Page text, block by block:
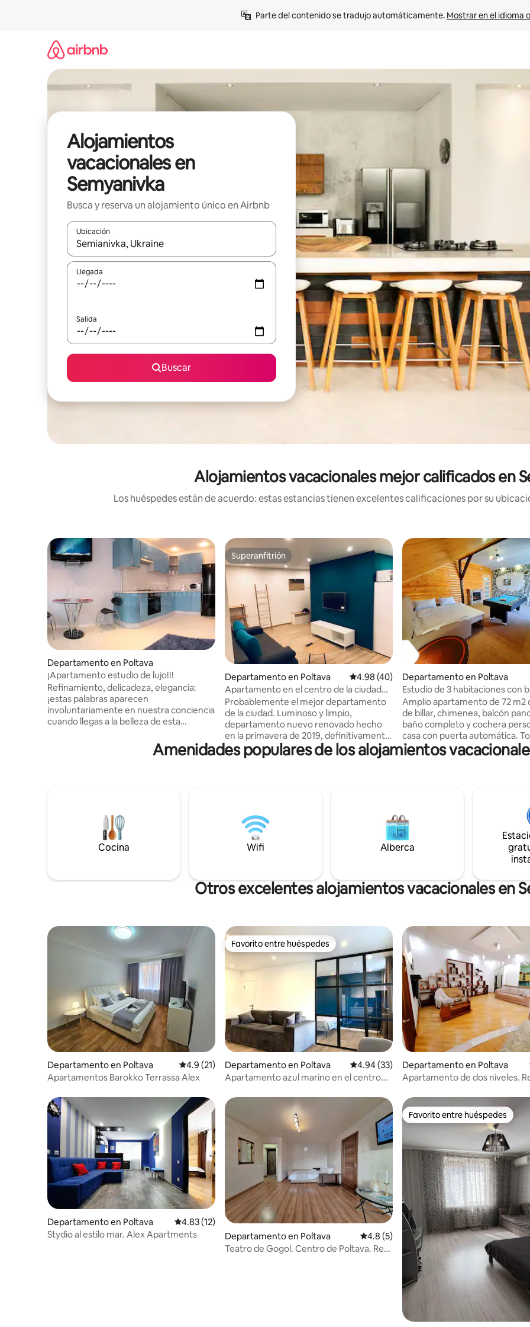
Parte del contenido se tradujo automáticamente. Mostrar en el idioma
Alojamientos
vacacionales en
Semyanivka
Busca y reserva un alojamiento único en Airbnb
Ubicación
Cuando los resultados estén disponibles, podrás navegar usando las teclas de las flechas hacia arriba y hacia abajo, o
Llegada
Salida
Buscar
Alojamientos vacacionales mejor calificados en
Los huéspedes están de acuerdo: estas estancias tienen excelentes calificaciones por su
Departamento en Poltava
¡Apartamento estudio de lujo!!!
Refinamiento, delicadeza, elegancia:
¡estas palabras aparecen
involuntariamente en nuestra conciencia
cuando llegas a la belleza de esta
muebles de lujo, vistas impresionantes
respetas a ti mismo, no sois más de 2 de
vosotros, y no sois un «vándalo de
alojamiento», ¡bienvenidos a Olympus!
TV por cable - Internet wifi. - Horno de
plancha. - Tubo de baño Otro:
Estacionamiento Departamento
recordarás tu estancia en Poltava con
seguridad. ¡Y estarás encantado de
volver y disfrutar de nuestra
hospitalidad! ¡Bienvenidos, queridos
huéspedes y viajeros! si tienes alguna
pregunta, contáctame. Te ayudaré con
tus preguntas para que tu estancia con
nosotros sea lo mejor posible.
Superanfitrión
Superanfitrión
Departamento en Poltava Calificación promedio: 4.98 de 5; 40
4.98 (40)
Apartamento en el centro de la ciudad
de TF
Probablemente el mejor departamento
de la ciudad. Luminoso y limpio,
departamento nuevo renovado hecho
en la primavera de 2019, definitivamente
te gustará independientemente del
propósito de tu llegada. Pasamos mucho
platos y productos hepáticos necesarios.
Hay muchas revistas, cafeterías y
restaurantes, un punto de referencia y
lugares interesantes. Nos alegrará
Departamento en Poltava
Estudio de 3 habitaciones con
centro de Poltava
Amplio apartamento de 72 m2
de billar, chimenea, balcón
baño completo y cochera
casa con puerta automática. Todo el
lugar está en una ubicación
Todo el grupo disfrutará de un
panorámicas de los pufs para
vacaciones reales. El departamento tiene
3 camas dobles separadas en 3
habitaciones separadas.
Amenidades populares de los alojamientos
Cocina Wifi Alberca
Otros excelentes alojamientos vacacionales en
Departamento en Poltava Calificación promedio: 4.9 de 5; 21 evaluaciones
4.9 (21)
Apartamentos Barokko Terrassa Alex
Favorito entre huéspedes
Favorito entre huéspedes
Departamento en Poltava Calificación promedio: 4.94 de 5; 33
4.94 (33)
Apartamento azul marino en el centro
Departamento en Poltava
Apartamento de dos niveles.
Departamento en Poltava Calificación promedio: 4.83 de 5; 12 evaluaciones
4.83 (12)
Stydio al estilo mar. Alex Apartments
Departamento en Poltava Calificación promedio: 4.8 de 5; 5
4.8 (5)
Teatro de Gogol. Centro de Poltava. Red
Favorito entre huéspedes
Favorito entre huéspedes